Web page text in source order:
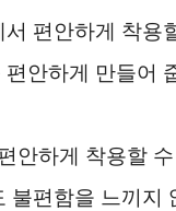
편안하게 착
안하게 만들어
안하게 착용할
불편함을 느끼지